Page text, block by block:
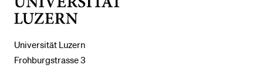
Universität Luzern
Frohburgstrasse 3